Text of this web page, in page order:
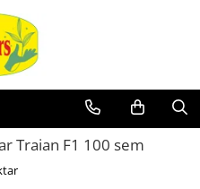
Traian F1 100 sem